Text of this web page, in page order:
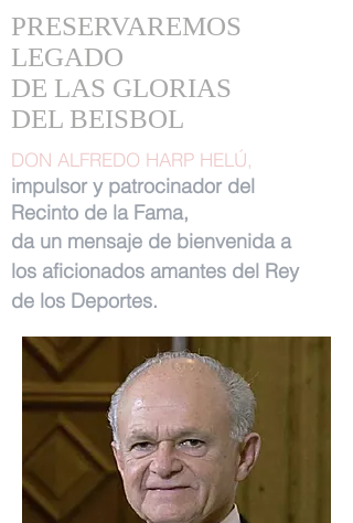
PRESERVAREMOS
LEGADO
DE LAS GLORIAS
DEL BEISBOL
DON ALFREDO HARP HELÚ,
impulsor y patrocinador del
Recinto de la Fama,
da un mensaje de bienvenida a
los aficionados amantes del Rey
de los Deportes.